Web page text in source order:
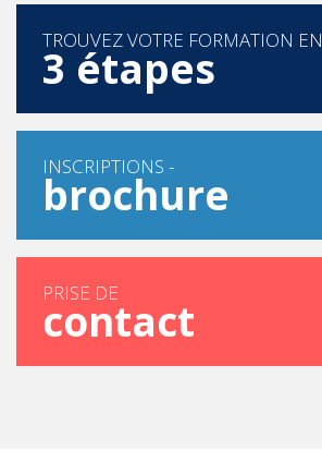
TROUVEZ VOTRE FORMATION EN
3 étapes
INSCRIPTIONS -
brochure
PRISE DE
contact